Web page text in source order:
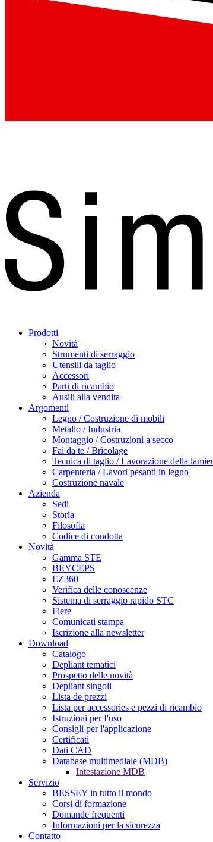
Prodotti
Novità
Strumenti di serraggio
Utensili da taglio
Accessori
Parti di ricambio
Ausili alla vendita
Argomenti
Legno / Costruzione di mobili
Metallo / Industria
Montaggio / Costruzioni a secco
Fai da te / Bricolage
Tecnica di taglio / Lavorazione della
Carpenteria / Lavori pesanti in legno
Costruzione navale
Azienda
Sedi
Storia
Filosofia
Codice di condotta
Novità
Gamma STE
BEYCEPS
EZ360
Verifica delle conoscenze
Sistema di serraggio rapido STC
Fiere
Comunicati stampa
Iscrizione alla newsletter
Download
Catalogo
Depliant tematici
Prospetto delle novità
Depliant singoli
Lista de prezzi
Lista per accessories e pezzi di ricambio
Istruzioni per I'uso
Consigli per l'applicazione
Certificati
Dati CAD
Database multimediale (MDB)
Intestazione MDB
Servizio
BESSEY in tutto il mondo
Corsi di formazione
Domande frequenti
Informazioni per la sicurezza
Contatto